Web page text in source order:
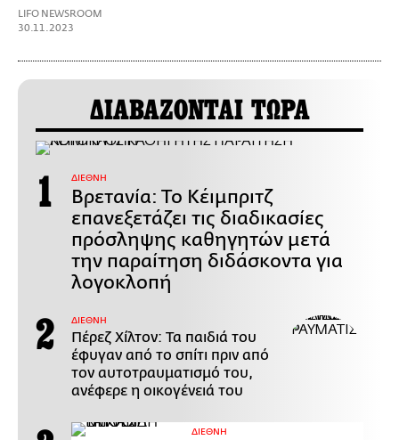
LIFO NEWSROOM
30.11.2023
ΔΙΑΒΑΖΟΝΤΑΙ ΤΩΡΑ
ΔΙΕΘΝΗ
Βρετανία: Το Κέιμπριτζ
επανεξετάζει τις διαδικασίες
πρόσληψης καθηγητών μετά
την παραίτηση διδάσκοντα για
λογοκλοπή
ΔΙΕΘΝΗ
Πέρεζ Χίλτον: Τα παιδιά του
έφυγαν από το σπίτι πριν από
τον αυτοτραυματισμό του,
ανέφερε η οικογένειά του
ΔΙΕΘΝΗ